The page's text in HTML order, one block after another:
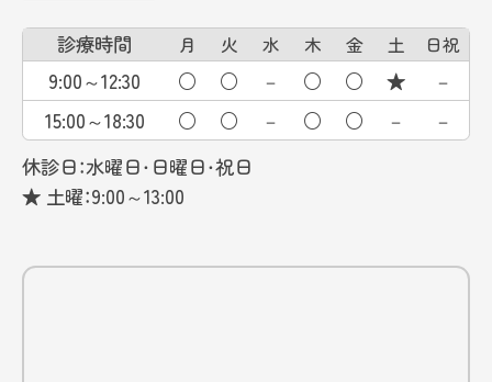
休診日：水曜日・日曜日・祝日
★ 土曜：9:00～13:00
診療時間 月 火 水 木 金 土 日祝
9:00～12:30 ○ ○ － ○ ○ ★
－
15:00～18:30
○ ○ － ○ ○ － －